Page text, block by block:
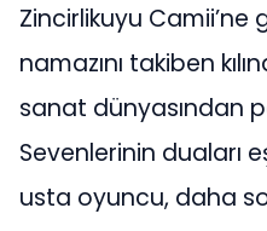
Zincirlikuyu Camii’ne
namazını takiben
sanat dünyasından
Sevenlerinin duaları
usta oyuncu, daha